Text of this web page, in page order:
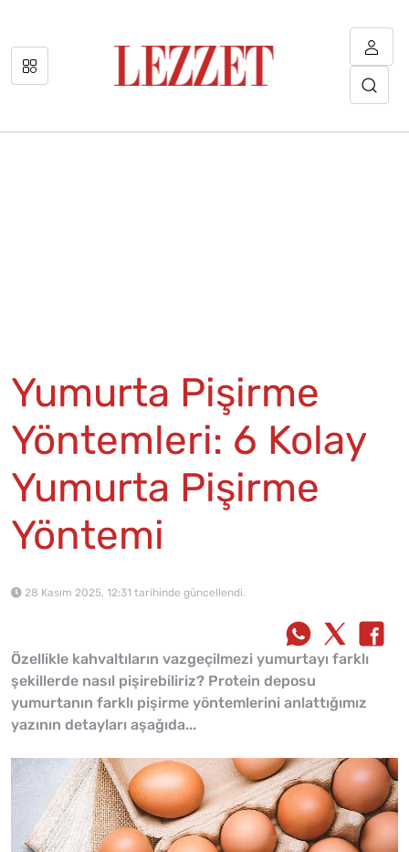
Yumurta Pişirme
Yöntemleri: 6 Kolay
Yumurta Pişirme
Yöntemi
28 Kasım 2025, 12:31 tarihinde güncellendi.
Özellikle kahvaltıların vazgeçilmezi yumurtayı farklı
şekillerde nasıl pişirebiliriz? Protein deposu
yumurtanın farklı pişirme yöntemlerini anlattığımız
yazının detayları aşağıda...